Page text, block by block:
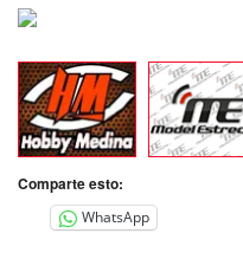
Comparte esto:
WhatsApp